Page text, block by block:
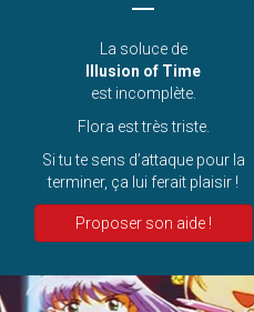
La soluce de
Illusion of Time
est incomplète.
Flora est très triste.
Si tu te sens d’attaque pour la
terminer, ça lui ferait plaisir !
Proposer son aide !